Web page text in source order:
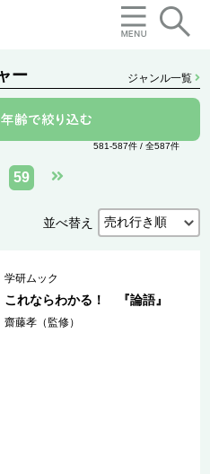
ー ジャンル一覧
581-587件 / 全587件
59
並べ替え
学研ムック
これならわかる！ 『論語』
齋藤孝（監修）